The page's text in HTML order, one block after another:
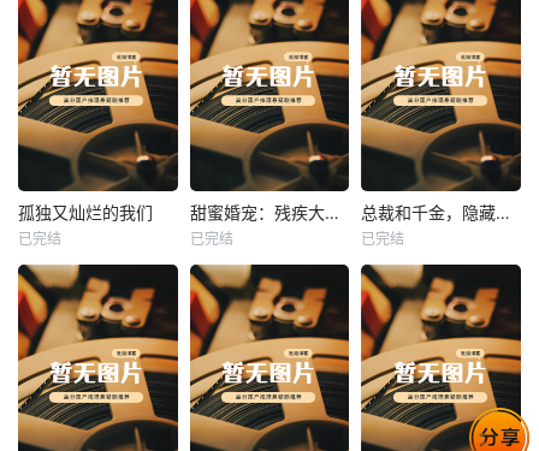
热播
未知
孤独又灿烂的我们
已完结
热播
未知
甜蜜婚宠：残疾大佬夜夜撩
已完结
热播
未知
总裁和千金，隐藏身份闪婚了
已完结